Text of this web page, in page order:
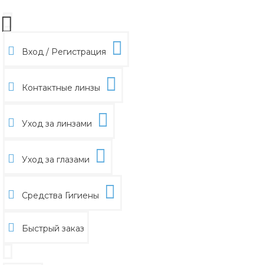
Вход / Регистрация
Контактные линзы
Уход за линзами
Уход за глазами
Средства Гигиены
Быстрый заказ